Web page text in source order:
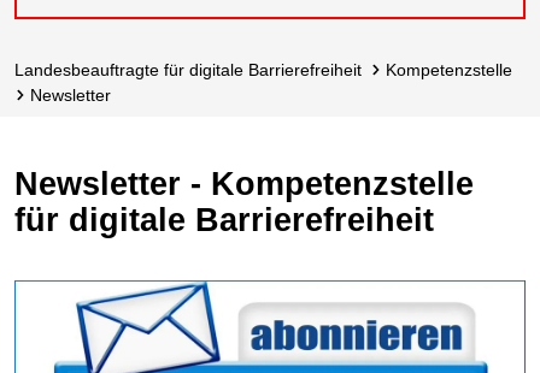
Landes­beauftragte für digitale Barrierefreiheit
Kompetenzstelle
Newsletter
Newsletter - Kompetenzstelle
für digitale Barrierefreiheit